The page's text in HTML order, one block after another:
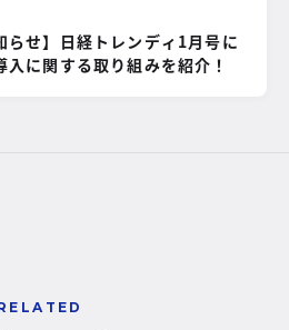
らせ】日経トレンディ1月号に
に関する取り組みを紹介！